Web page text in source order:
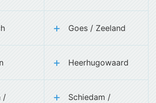
Goes / Zeeland
Heerhugowaard
/
Schiedam /